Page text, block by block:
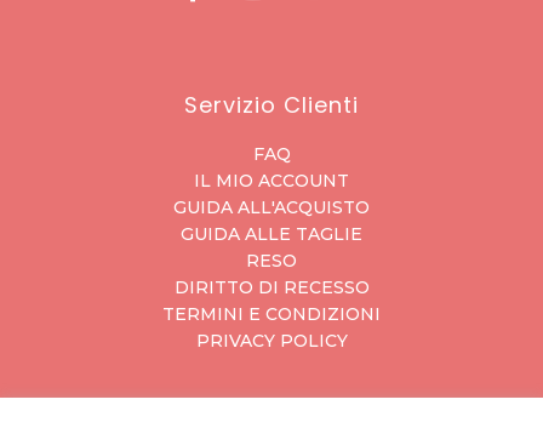
Servizio Clienti
FAQ
IL MIO ACCOUNT
GUIDA ALL'ACQUISTO
GUIDA ALLE TAGLIE
RESO
DIRITTO DI RECESSO
TERMINI E CONDIZIONI
PRIVACY POLICY